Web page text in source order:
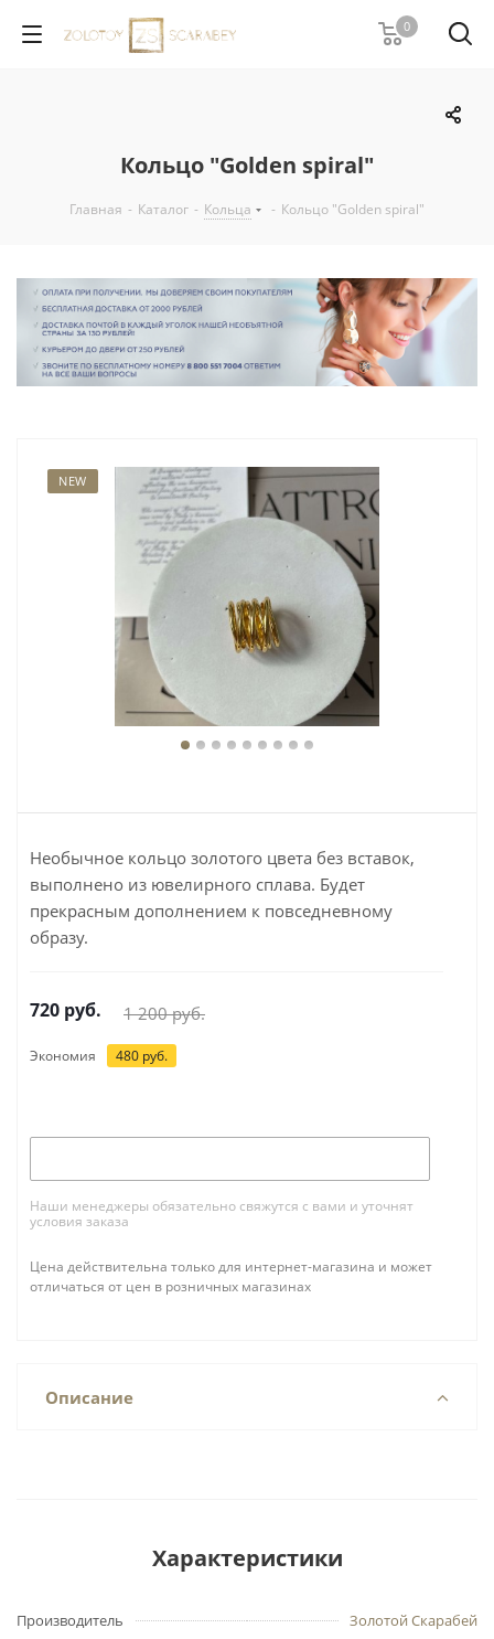
0
Кольцо "Golden spiral"
Главная - Каталог - Кольца - Кольцо "Golden spiral"
NEW
Необычное кольцо золотого цвета без вставок,
выполнено из ювелирного сплава. Будет
прекрасным дополнением к повседневному
образу.
720 руб. 1 200руб.
Экономия 480 руб.
Наши менеджеры обязательно свяжутся с вами и уточнят
условия заказа
Цена действительна только для интернет-магазина и может
отличаться от цен в розничных магазинах
Описание
Характеристики
Производитель
Золотой Скарабей